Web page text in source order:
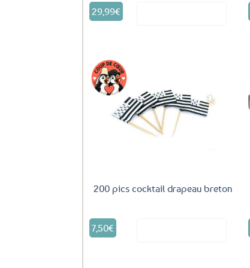
29,99€
Ajouter
aux
200 pics cocktail drapeau breton
7,50€